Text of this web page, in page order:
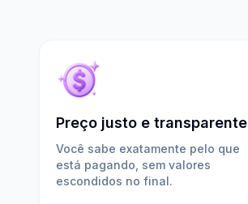
Preço justo e transparente
Você sabe exatamente pelo que
está pagando, sem valores
escondidos no final.